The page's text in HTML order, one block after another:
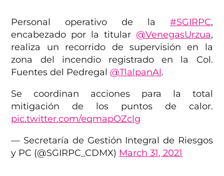
Personal operativo de la #SGIRPC,
encabezado por la titular @VenegasUrzua,
realiza un recorrido de supervisión en la
zona del incendio registrado en la Col.
Fuentes del Pedregal @TlalpanAl.
Se coordinan acciones para la total
mitigación de los puntos de calor.
pic.twitter.com/eqmapOZclg
— Secretaría de Gestión Integral de Riesgos
y PC (@SGIRPC_CDMX) March 31, 2021